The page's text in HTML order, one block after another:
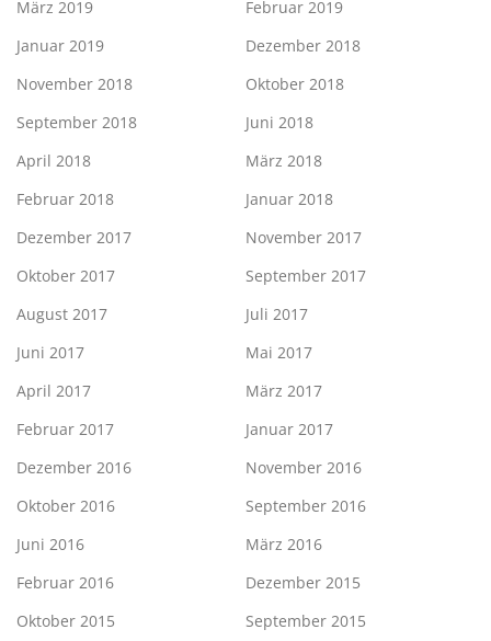
März 2019
Februar 2019
Januar 2019
Dezember 2018
November 2018
Oktober 2018
September 2018
Juni 2018
April 2018
März 2018
Februar 2018
Januar 2018
Dezember 2017
November 2017
Oktober 2017
September 2017
August 2017
Juli 2017
Juni 2017
Mai 2017
April 2017
März 2017
Februar 2017
Januar 2017
Dezember 2016
November 2016
Oktober 2016
September 2016
Juni 2016
März 2016
Februar 2016
Dezember 2015
Oktober 2015
September 2015